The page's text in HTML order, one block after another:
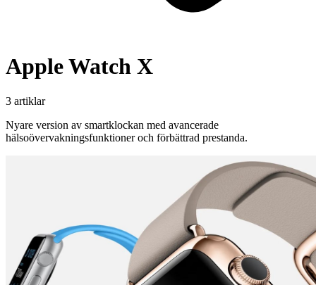
Apple Watch X
3 artiklar
Nyare version av smartklockan med avancerade
hälsoövervakningsfunktioner och förbättrad prestanda.